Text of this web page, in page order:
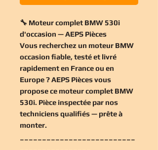
🔧 Moteur complet BMW 530i
d'occasion — AEPS Pièces
Vous recherchez un moteur BMW
occasion fiable, testé et livré
rapidement en France ou en
Europe ? AEPS Pièces vous
propose ce moteur complet BMW
530i. Pièce inspectée par nos
techniciens qualifiés — prête à
monter.